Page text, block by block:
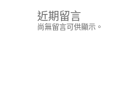
近期留言
尚無留言可供顯示。